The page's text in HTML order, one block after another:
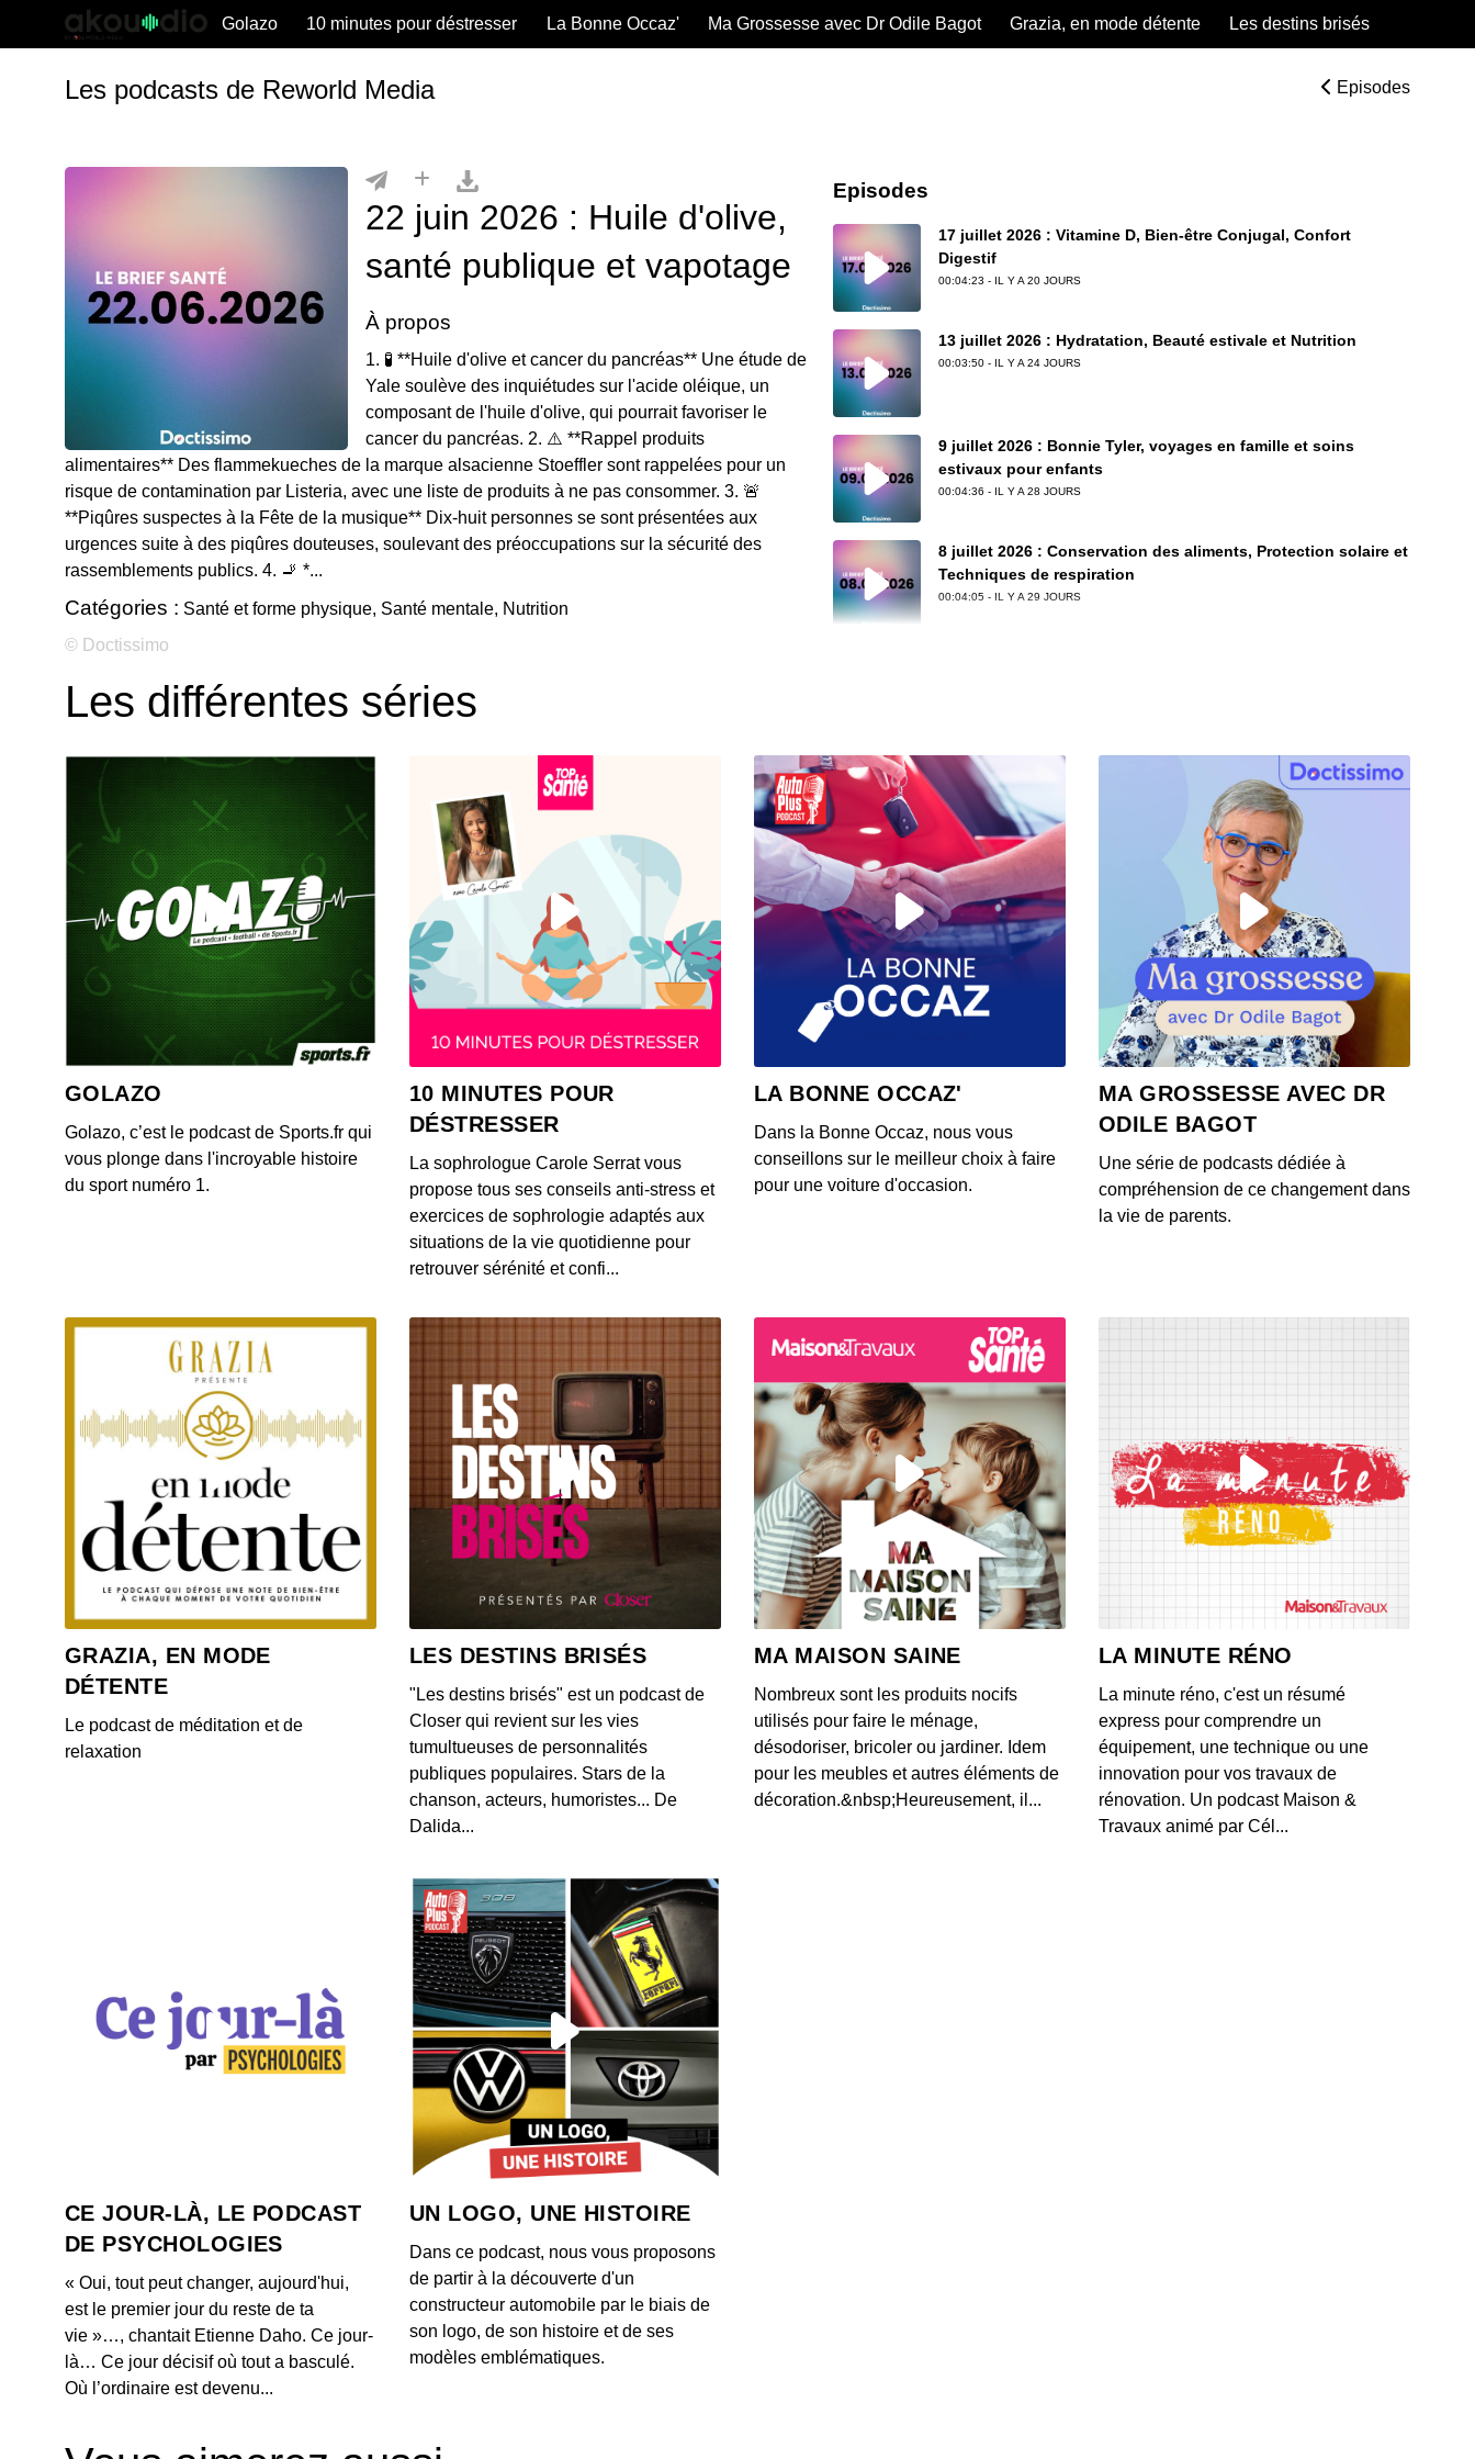
Golazo 10 minutes pour déstresser La Bonne Occaz' Ma Grossesse avec Dr Odile Bagot Grazia, en mode détente Les destins brisés
Les podcasts de Reworld Media Episodes
22 juin 2026 : Huile d'olive,
santé publique et vapotage
À propos
1. 🧪 **Huile d'olive et cancer du pancréas** Une étude de
Yale soulève des inquiétudes sur l'acide oléique, un
composant de l'huile d'olive, qui pourrait favoriser le
cancer du pancréas. 2. ⚠️ **Rappel produits
alimentaires** Des flammekueches de la marque alsacienne Stoeffler sont rappelées pour un
risque de contamination par Listeria, avec une liste de produits à ne pas consommer. 3. 🚨
**Piqûres suspectes à la Fête de la musique** Dix-huit personnes se sont présentées aux
urgences suite à des piqûres douteuses, soulevant des préoccupations sur la sécurité des
rassemblements publics. 4. 🚬 *...
Catégories : Santé et forme physique, Santé mentale, Nutrition
© Doctissimo
Episodes
17 juillet 2026 : Vitamine D, Bien-être Conjugal, Confort
Digestif
00:04:23 - IL Y A 20 JOURS
13 juillet 2026 : Hydratation, Beauté estivale et Nutrition
00:03:50 - IL Y A 24 JOURS
9 juillet 2026 : Bonnie Tyler, voyages en famille et soins
estivaux pour enfants
00:04:36 - IL Y A 28 JOURS
8 juillet 2026 : Conservation des aliments, Protection solaire et
Techniques de respiration
00:04:05 - IL Y A 29 JOURS
3 juillet 2026 : Alimentation saine en vacances, risques des
AINS, et bienfaits des postbiotiques
00:03:56 - IL Y A 1 MOIS
2 juillet 2026 : Frozen Yogurt, Allergies aux Abricots, et Santé
du Cuir Chevelu
00:04:22 - IL Y A 1 MOIS
23 juin 2026 : Sécurité alimentaire, Hydratation et Maternité
tardive
00:04:02 - IL Y A 1 MOIS
tardive
23 juin 2026 : Sécurité alimentaire, Hydratation et Maternité
19 juin 2026 : Manger épicé en canicule, les bienfaits des
framboises, et l'importance des signes du cancer du sein
00:04:08 - IL Y A 1 MOIS
17 juin 2026 - Sécurité alimentaire, canicule et prévention pour
les nourrissons
00:04:05 - IL Y A 1 MOIS
16 juin 2026 : Tibicos, contamination et alimentation adaptée
pour la maladie de Parkinson
00:04:07 - IL Y A 1 MOIS
9 juin 2026 : Rappel sanitaire, gestion de la glycémie, produits
de beauté incontournables
00:04:05 - IL Y A 1 MOIS
8 juin 2026 : Rappel alimentaire, nutrition des fruits et beauté
Les différentes séries
GOLAZO
Golazo, c’est le podcast de Sports.fr qui
vous plonge dans l'incroyable histoire
du sport numéro 1.
10 MINUTES POUR
DÉSTRESSER
La sophrologue Carole Serrat vous
propose tous ses conseils anti-stress et
exercices de sophrologie adaptés aux
situations de la vie quotidienne pour
retrouver sérénité et confi...
LA BONNE OCCAZ'
Dans la Bonne Occaz, nous vous
conseillons sur le meilleur choix à faire
pour une voiture d'occasion.
MA GROSSESSE AVEC DR
ODILE BAGOT
Une série de podcasts dédiée à
compréhension de ce changement dans
la vie de parents.
GRAZIA, EN MODE
DÉTENTE
Le podcast de méditation et de
relaxation
LES DESTINS BRISÉS
"Les destins brisés" est un podcast de
Closer qui revient sur les vies
tumultueuses de personnalités
publiques populaires. Stars de la
chanson, acteurs, humoristes... De
Dalida...
MA MAISON SAINE
Nombreux sont les produits nocifs
utilisés pour faire le ménage,
désodoriser, bricoler ou jardiner. Idem
pour les meubles et autres éléments de
décoration.&nbsp;Heureusement, il...
LA MINUTE RÉNO
La minute réno, c'est un résumé
express pour comprendre un
équipement, une technique ou une
innovation pour vos travaux de
rénovation. Un podcast Maison &
Travaux animé par Cél...
CE JOUR-LÀ, LE PODCAST
DE PSYCHOLOGIES
« Oui, tout peut changer, aujourd'hui,
est le premier jour du reste de ta
vie »…, chantait Etienne Daho. Ce jour-
là… Ce jour décisif où tout a basculé.
Où l’ordinaire est devenu...
UN LOGO, UNE HISTOIRE
Dans ce podcast, nous vous proposons
de partir à la découverte d'un
constructeur automobile par le biais de
son logo, de son histoire et de ses
modèles emblématiques.